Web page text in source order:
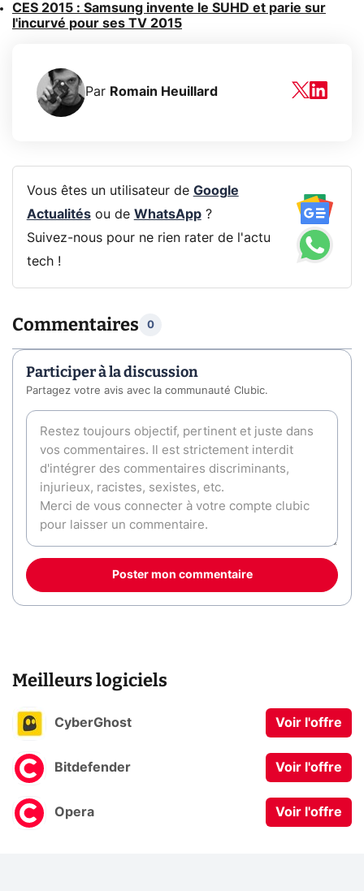
CES 2015 : Samsung invente le SUHD et parie sur
l'incurvé pour ses TV 2015
Par Romain Heuillard
Vous êtes un utilisateur de Google
Actualitésou de WhatsApp?
Suivez-nous pour ne rien rater de l'actu
tech !
Commentaires 0
Participer à la discussion
Partagez votre avis avec la communauté Clubic.
Poster mon commentaire
Meilleurs logiciels
CyberGhost Voir l'offre
Bitdefender Voir l'offre
Opera Voir l'offre